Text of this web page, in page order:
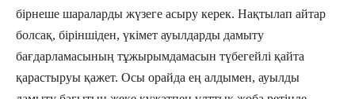
бірнеше шараларды жүзеге асыру керек. Нақтылап айтар
болсақ, біріншіден, үкімет ауылдарды дамыту
бағдарламасының тұжырымдамасын түбегейлі қайта
қарастыруы қажет. Осы орайда ең алдымен, ауылды